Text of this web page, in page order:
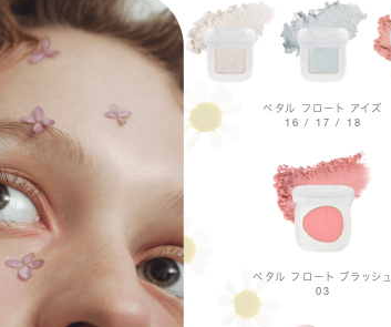
ペタル フロート アイズ
16 / 17 / 18
ペタル フロート ブラッシュ
03